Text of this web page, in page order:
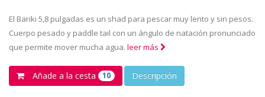
El Bariki 5,8 pulgadas es un shad para pescar muy lento y sin pesos.
Cuerpo pesado y paddle tail con un ángulo de natación pronunciado
que permite mover mucha agua. leer más
Añade a la cesta 10 Descripción